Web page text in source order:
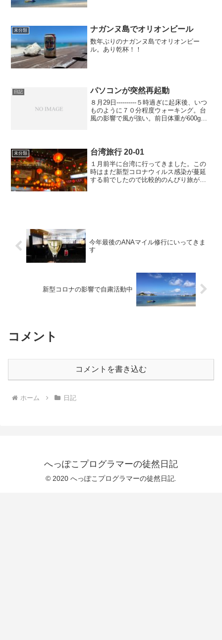
たので、仕事は普段と変わ...
未分類 ナガンヌ島でオリオンビール
数年ぶりのナガンヌ島でオリオンビー
ル。あり乾杯！！
日記 パソコンが突然再起動
８月29日----------５時過ぎに起床後、いつ
ものように７０分程度ウォーキング。台
風の影響で風が強い。前日体重が600g増
か？そ...
未分類 台湾旅行 20-01
１月前半に台湾に行ってきました。この
時はまだ新型コロナウィルス感染が蔓延
する前でしたので比較的のんびり旅がで
今年最後のANAマイル修行にいってきま
す
新型コロナの影響で自粛活動中
コメント
コメントを書き込む
ホーム 日記
へっぽこプログラマーの徒然日記
© 2020 へっぽこプログラマーの徒然日記.